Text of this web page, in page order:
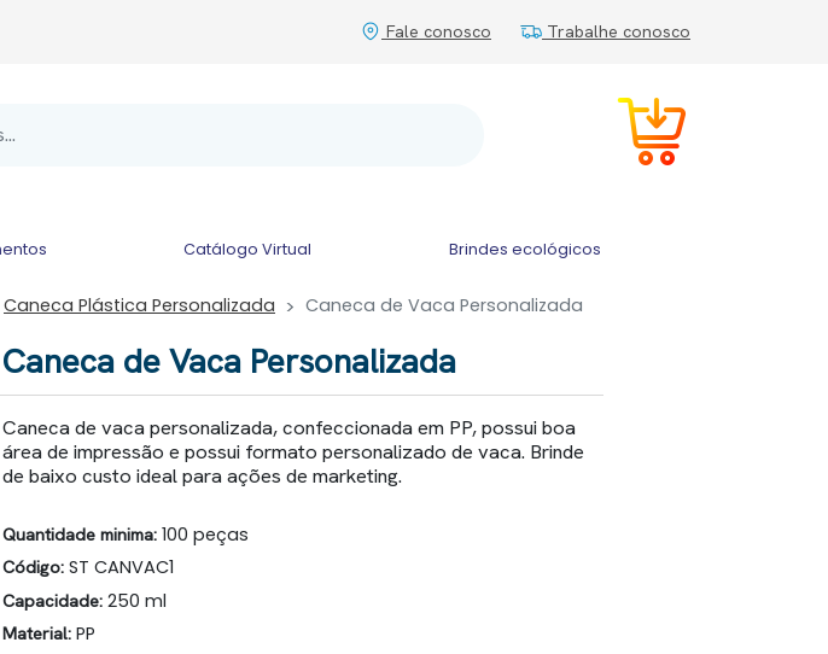
Fale conosco Trabalhe conosco
Catálogo Virtual Brindes ecológicos
Caneca Plástica Personalizada Caneca de Vaca Personalizada
Caneca de Vaca Personalizada
Caneca de vaca personalizada, confeccionada em PP, possui boa
área de impressão e possui formato personalizado de vaca. Brinde
de baixo custo ideal para ações de marketing.
Quantidade minima: 100 peças
Código: ST CANVAC1
Capacidade: 250 ml
Material: PP